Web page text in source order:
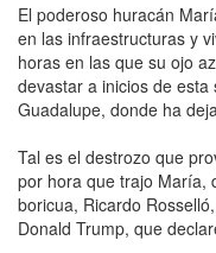
El poderoso huracán
en las infraestructuras y
horas en las que su ojo
devastar a inicios de
Guadalupe, donde ha
Tal es el destrozo que
por hora que trajo María,
boricua, Ricardo
Donald Trump, que